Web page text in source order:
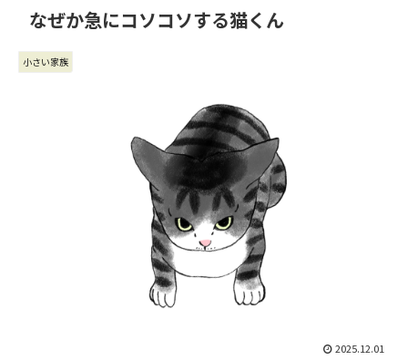
なぜか急にコソコソする猫くん
小さい家族
2025.12.01